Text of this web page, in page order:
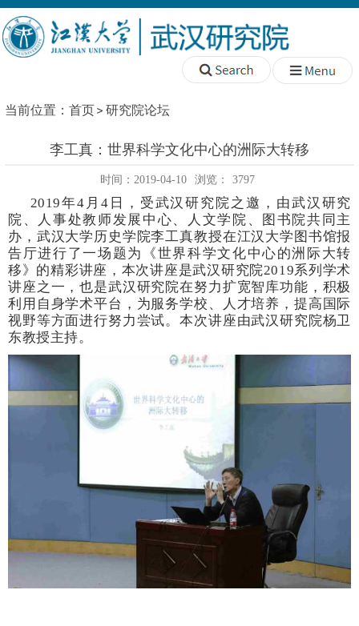
当前位置： 首页 研究院论坛
李工真：世界科学文化中心的洲际大转移
时间：2019-04-10 浏览： 3797
2019年4月4日，受武汉研究院之邀，由武汉研究
院、人事处教师发展中心、人文学院、图书院共同主
办，武汉大学历史学院李工真教授在江汉大学图书馆报
告厅进行了一场题为《世界科学文化中心的洲际大转
移》的精彩讲座，本次讲座是武汉研究院2019系列学术
讲座之一，也是武汉研究院在努力扩宽智库功能，积极
利用自身学术平台，为服务学校、人才培养，提高国际
视野等方面进行努力尝试。本次讲座由武汉研究院杨卫
东教授主持。